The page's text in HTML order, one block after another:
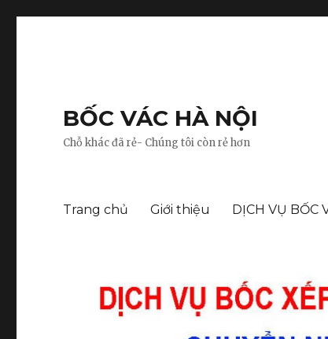
BỐC VÁC HÀ NỘI
Chỗ khác đã rẻ- Chúng tôi còn rẻ hơn
Trang chủ Giới thiệu DỊCH VỤ BỐC